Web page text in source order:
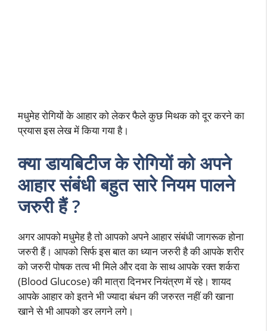
मधुमेह रोगियों के आहार को लेकर फैले कुछ मिथक को दूर करने का
प्रयास इस लेख में किया गया है।
क्या डायबिटीज के रोगियों को अपने
आहार संबंधी बहुत सारे नियम पालने
जरुरी हैं ?
अगर आपको मधुमेह है तो आपको अपने आहार संबंधी जागरूक होना
जरुरी हैं। आपको सिर्फ इस बात का ध्यान जरुरी है की आपके शरीर
को जरुरी पोषक तत्व भी मिले और दवा के साथ आपके रक्त शर्करा
(Blood Glucose) की मात्रा दिनभर नियंत्रण में रहे। शायद
आपके आहार को इतने भी ज्यादा बंधन की जरुरत नहीं की खाना
खाने से भी आपको डर लगने लगे।